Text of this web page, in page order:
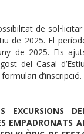
de
de 2025. El
de 2025. Els
del Casal
d’inscripció.
EXCURSIONS
EMPADRONATS